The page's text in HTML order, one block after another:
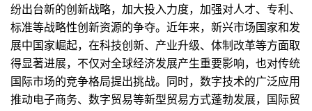
纷出台新的创新战略，加大投入力度，加强对人才、专利、
标准等战略性创新资源的争夺。近年来，新兴市场国家和发
展中国家崛起，在科技创新、产业升级、体制改革等方面取
得显著进展，不仅对全球经济发展产生重要影响，也对传统
国际市场的竞争格局提出挑战。同时，数字技术的广泛应用
推动电子商务、数字贸易等新型贸易方式蓬勃发展，国际贸